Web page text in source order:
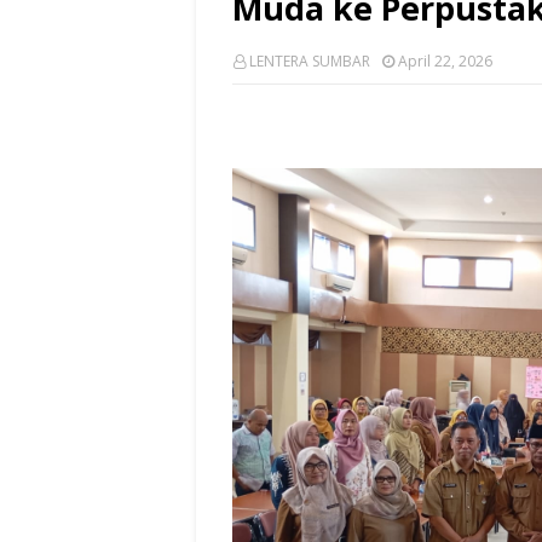
LENTERA SUMBAR April 22, 2026